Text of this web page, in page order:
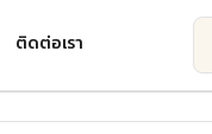
ติดต่อเรา